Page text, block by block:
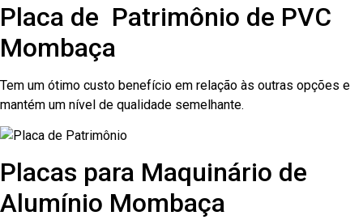
Placa de Patrimônio de PVC
Mombaça
Tem um ótimo custo benefício em relação às outras opções e
mantém um nível de qualidade semelhante.
Placas para Maquinário de
Alumínio Mombaça